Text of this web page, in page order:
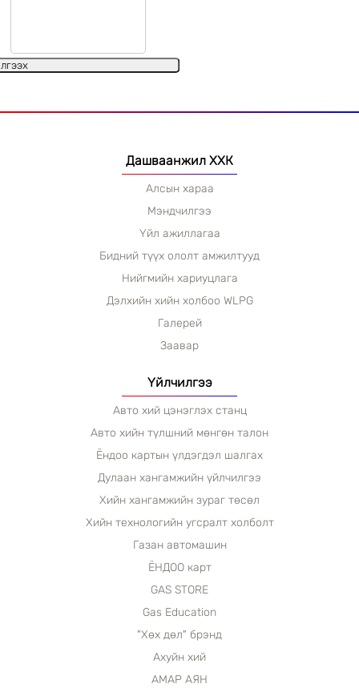
Дашваанжил ХХК
Алсын хараа
Мэндчилгээ
Үйл ажиллагаа
Бидний түүх ололт амжилтууд
Нийгмийн хариуцлага
Дэлхийн хийн холбоо WLPG
Галерей
Заавар
Үйлчилгээ
Авто хий цэнэглэх станц
Авто хийн түлшний мөнгөн талон
Ёндоо картын үлдэгдэл шалгах
Дулаан хангамжийн үйлчилгээ
Хийн хангамжийн зураг төсөл
Хийн технологийн угсралт холболт
Газан автомашин
ЁНДОО карт
GAS STORE
Gas Education
"Хөх дөл" брэнд
Ахуйн хий
АМАР АЯН